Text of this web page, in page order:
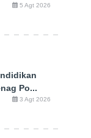
5 Agt 2026
Po...
3 Agt 2026